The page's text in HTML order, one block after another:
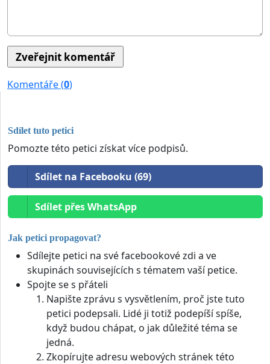
Komentáře (0)
Sdílet tuto petici
Pomozte této petici získat více podpisů.
Sdílet na Facebooku (69)
Sdílet přes WhatsApp
Jak petici propagovat?
Sdílejte petici na své facebookové zdi a ve
skupinách souvisejících s tématem vaší petice.
Spojte se s přáteli
Napište zprávu s vysvětlením, proč jste tuto
petici podepsali. Lidé ji totiž podepíší spíše,
když budou chápat, o jak důležité téma se
jedná.
Zkopírujte adresu webových stránek této